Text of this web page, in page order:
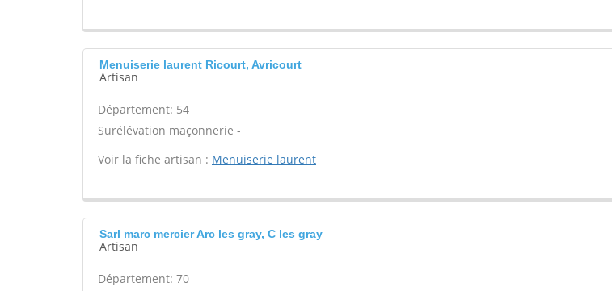
Menuiserie laurent Ricourt, Avricourt
Artisan
Département: 54
Surélévation maçonnerie -
Voir la fiche artisan : Menuiserie laurent
Sarl marc mercier Arc les gray, C les gray
Artisan
Département: 70